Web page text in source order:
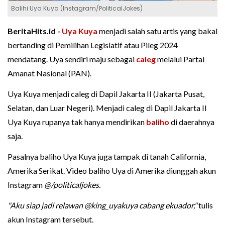
Balihi Uya Kuya (Instagram/PoliticalJokes)
BeritaHits.id - Uya Kuya menjadi salah satu artis yang bakal
bertanding di Pemilihan Legislatif atau Pileg 2024
mendatang. Uya sendiri maju sebagai calegmelalui Partai
Amanat Nasional (PAN).
Uya Kuya menjadi caleg di Dapil Jakarta II (Jakarta Pusat,
Selatan, dan Luar Negeri). Menjadi caleg di Dapil Jakarta II
Uya Kuya rupanya tak hanya mendirikan baliho di daerahnya
saja.
Pasalnya baliho Uya Kuya juga tampak di tanah California,
Amerika Serikat. Video baliho Uya di Amerika diunggah akun
Instagram @/politicaljokes.
"Aku siap jadi relawan @king_uyakuya cabang ekuador,"tulis
akun Instagram tersebut.